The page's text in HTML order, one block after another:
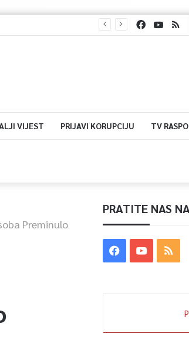
VIJEST PRIJAVI KORUPCIJU TV
Preminulo
PRATITE NAS NA